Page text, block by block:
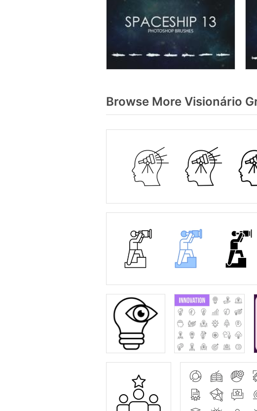
Browse More Visionário